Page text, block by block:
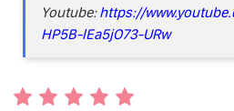
Youtube:https://
HP5B-lEa5jO73-URw